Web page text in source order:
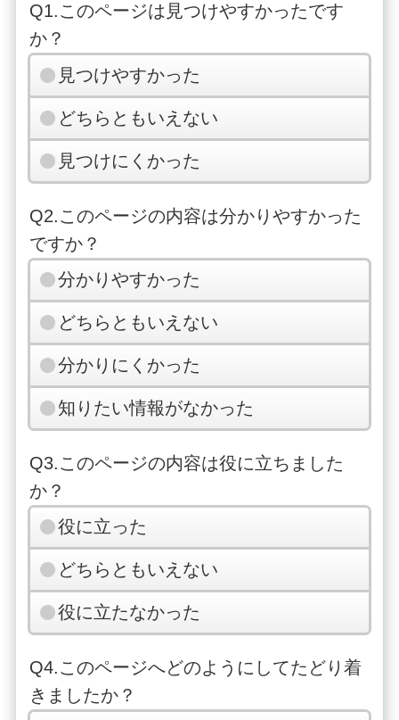
Q1.このページは見つけやすかったです
か？
見つけやすかった
どちらともいえない
見つけにくかった
Q2.このページの内容は分かりやすかった
ですか？
分かりやすかった
どちらともいえない
分かりにくかった
知りたい情報がなかった
Q3.このページの内容は役に立ちました
か？
役に立った
どちらともいえない
役に立たなかった
Q4.このページへどのようにしてたどり着
きましたか？